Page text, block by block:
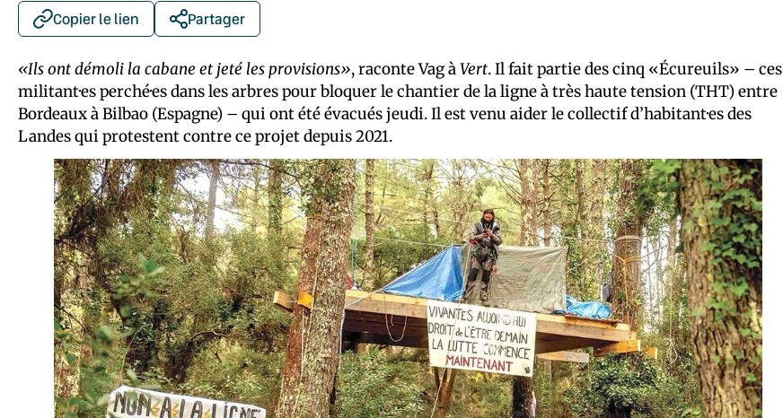
Copier le lien Partager
«Ils ont démoli la cabane et jeté les provisions», raconte Vag àVert. Il fait partie des cinq «Écureuils» – ces
militant·es perché·es dans les arbres pour bloquer le chantier de la ligne à très haute tension (THT) entre
Bordeaux à Bilbao (Espagne) – qui ont été évacués jeudi. Il est venu aider le collectif d’habitant·es des
Landes qui protestent contre ce projet depuis 2021.